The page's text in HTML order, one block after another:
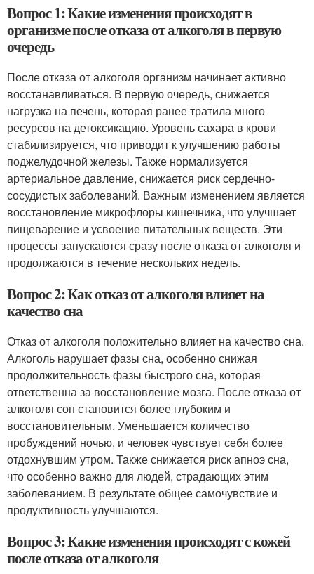
Вопрос 1: Какие изменения происходят в
организме после отказа от алкоголя в первую
очередь
После отказа от алкоголя организм начинает активно
восстанавливаться. В первую очередь, снижается
нагрузка на печень, которая ранее тратила много
ресурсов на детоксикацию. Уровень сахара в крови
стабилизируется, что приводит к улучшению работы
поджелудочной железы. Также нормализуется
артериальное давление, снижается риск сердечно-
сосудистых заболеваний. Важным изменением является
восстановление микрофлоры кишечника, что улучшает
пищеварение и усвоение питательных веществ. Эти
процессы запускаются сразу после отказа от алкоголя и
продолжаются в течение нескольких недель.
Вопрос 2: Как отказ от алкоголя влияет на
качество сна
Отказ от алкоголя положительно влияет на качество сна.
Алкоголь нарушает фазы сна, особенно снижая
продолжительность фазы быстрого сна, которая
ответственна за восстановление мозга. После отказа от
алкоголя сон становится более глубоким и
восстановительным. Уменьшается количество
пробуждений ночью, и человек чувствует себя более
отдохнувшим утром. Также снижается риск апноэ сна,
что особенно важно для людей, страдающих этим
заболеванием. В результате общее самочувствие и
продуктивность улучшаются.
Вопрос 3: Какие изменения происходят с кожей
после отказа от алкоголя